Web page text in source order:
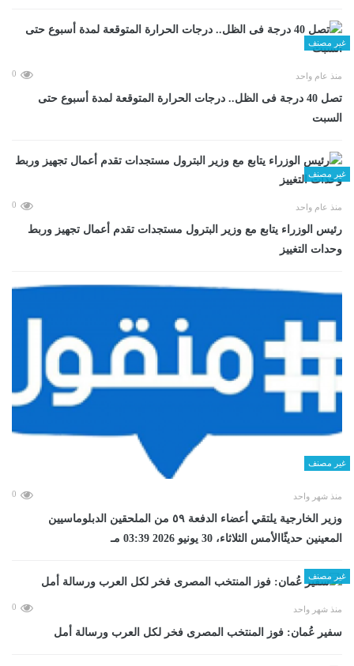
غير مصنف
منذ عام واحد 0
تصل 40 درجة فى الظل.. درجات الحرارة المتوقعة لمدة أسبوع حتى
السبت
غير مصنف
منذ عام واحد 0
رئيس الوزراء يتابع مع وزير البترول مستجدات تقدم أعمال تجهيز وربط
وحدات التغييز
غير مصنف
منذ شهر واحد 0
وزير الخارجية يلتقي أعضاء الدفعة ٥٩ من الملحقين الدبلوماسيين
المعينين حديثًاالأمس الثلاثاء، 30 يونيو 2026 03:39 مـ
غير مصنف
منذ شهر واحد 0
سفير عُمان: فوز المنتخب المصرى فخر لكل العرب ورسالة أمل